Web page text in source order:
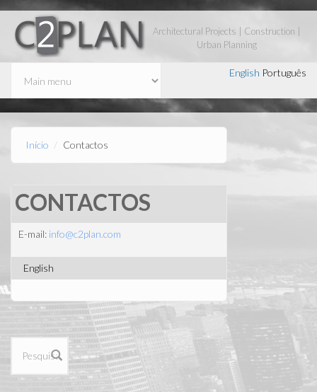
Passar para o conteúdo principal
Architectural Projects | Construction |
Urban Planning
English Português
Início Contactos
CONTACTOS
E-mail: info@c2plan.com
English
Formulário
de procura